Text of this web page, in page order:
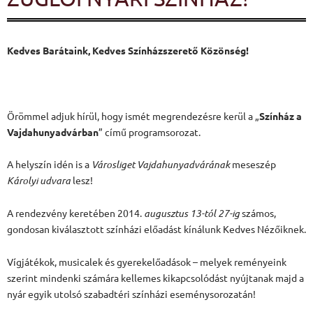
Kedves Barátaink, Kedves Színházszerető Közönség!
Örömmel adjuk hírül, hogy ismét megrendezésre kerül a „Színház a
Vajdahunyadvárban” című programsorozat.
A helyszín idén is a Városliget Vajdahunyadváránakmeseszép
Károlyi udvara lesz!
A rendezvény keretében 2014. augusztus 13-tól 27-igszámos,
gondosan kiválasztott színházi előadást kínálunk Kedves Nézőiknek.
Vígjátékok, musicalek és gyerekelőadások – melyek reményeink
szerint mindenki számára kellemes kikapcsolódást nyújtanak majd a
nyár egyik utolsó szabadtéri színházi eseménysorozatán!